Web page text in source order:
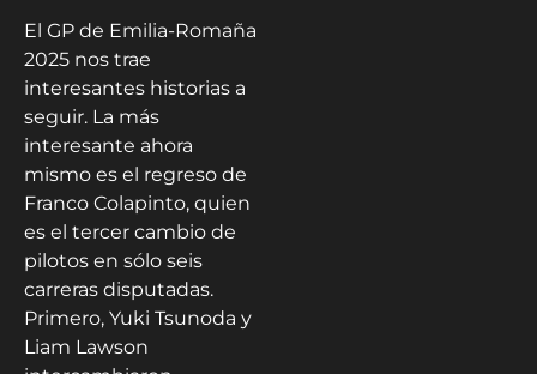
El GP de Emilia-Romaña
2025 nos trae
interesantes historias a
seguir. La más
interesante ahora
mismo es el regreso de
Franco Colapinto, quien
es el tercer cambio de
pilotos en sólo seis
carreras disputadas.
Primero, Yuki Tsunoda y
Liam Lawson